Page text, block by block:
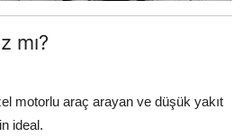
mı?
motorlu araç arayan ve düşük yakıt
ideal.